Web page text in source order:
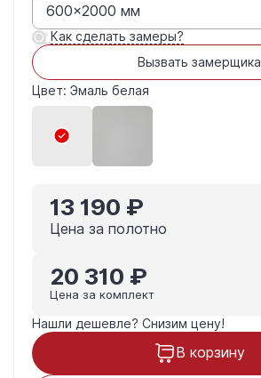
600×2000 мм
Как сделать замеры?
Вызвать замерщика
Цвет: Эмаль белая
13 190 ₽
Цена за полотно
20 310 ₽
Цена за комплект
Нашли дешевле? Снизим цену!
В корзину